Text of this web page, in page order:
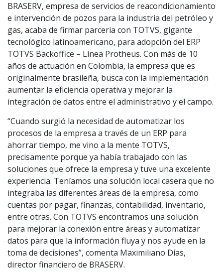
BRASERV, empresa de servicios de reacondicionamiento
e intervención de pozos para la industria del petróleo y
gas, acaba de firmar parceria con TOTVS, gigante
tecnológico latinoamericano, para adopción del ERP
TOTVS Backoffice – Línea Protheus. Con más de 10
años de actuación en Colombia, la empresa que es
originalmente brasileña, busca con la implementación
aumentar la eficiencia operativa y mejorar la
integración de datos entre el administrativo y el campo.
“Cuando surgió la necesidad de automatizar los
procesos de la empresa a través de un ERP para
ahorrar tiempo, me vino a la mente TOTVS,
precisamente porque ya había trabajado con las
soluciones que ofrece la empresa y tuve una excelente
experiencia. Teníamos una solución local casera que no
integraba las diferentes áreas de la empresa, como
cuentas por pagar, finanzas, contabilidad, inventario,
entre otras. Con TOTVS encontramos una solución
para mejorar la conexión entre áreas y automatizar
datos para que la información fluya y nos ayude en la
toma de decisiones”, comenta Maximiliano Dias,
director financiero de BRASERV.